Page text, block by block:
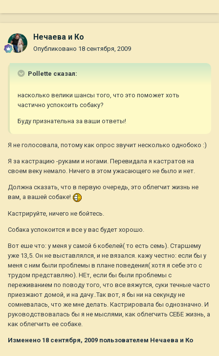
Нечаева и Ко
Опубликовано 18 сентября, 2009
Pollette сказал:
насколько велики шансы того, что это поможет хоть
частично успокоить собаку?
Буду признательна за ваши ответы!
Я не голосовала, потому как опрос звучит несколько однобоко :)
Я за кастрацию -руками и ногами. Перевидала я кастратов на
своем веку немало. Ничего в этом ужасающего не было и нет.
Должна сказать, что в первую очередь, это облегчит жизнь не
вам, а вашей собаке!
Кастрируйте, ничего не бойтесь.
Собака успокоится и все у вас будет хорошо.
Вот еше что: у меня у самой 6 кобелей( то есть семь). Старшему
уже 13,5. Он не выставлялся, и не вязался. кажу честно: если бы у
меня с ним были проблемы в плане поведения( хотя я себе это с
трудом представляю). НЕт, если бы были проблемы с
переживанием по поводу того, что все вяжутся, суки течные часто
приезжают домой, и на дачу..Так вот, я бы ни на секунду не
сомневалась, что же мне делать. Кастрировала бы однозначно. И
руководствовалась бы я не мыслями, как облегчить СЕБЕ жизнь, а
как облегчить ее собаке.
Изменено 18 сентября, 2009 пользователем Нечаева и Ко